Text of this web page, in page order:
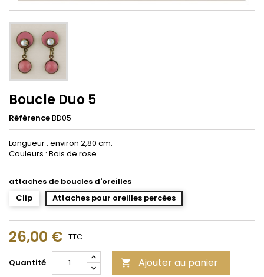
Boucle Duo 5
RéférenceBD05
Longueur : environ 2,80 cm.
Couleurs : Bois de rose.
attaches de boucles d'oreilles
Clip
Attaches pour oreilles percées
26,00 € TTC
Quantité  Ajouter au panier